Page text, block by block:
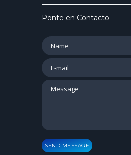
Ponte en Contacto
SEND MESSAGE